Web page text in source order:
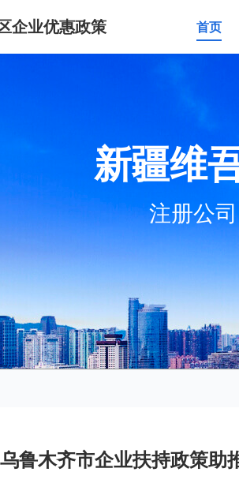
企业优惠政策 首页
新疆维
注册公
乌鲁木齐市企业扶持政策助